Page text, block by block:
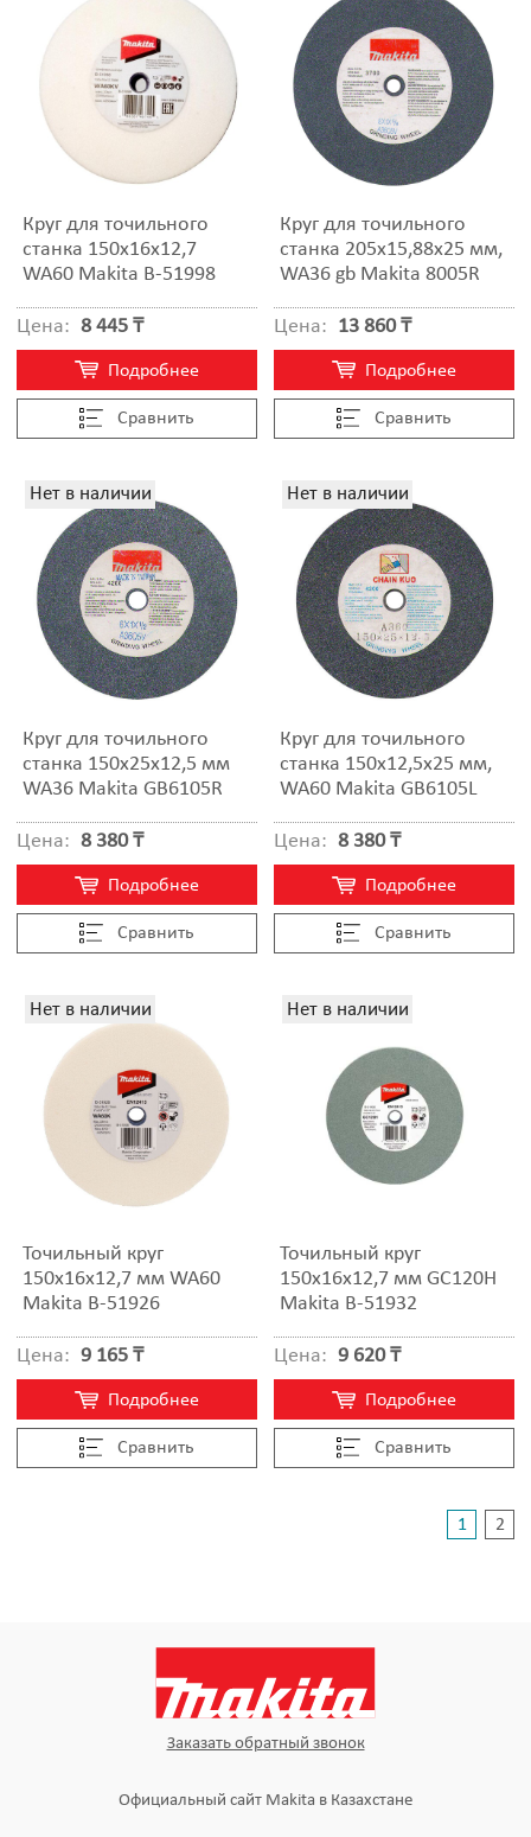
Круг для точильного
станка 150х16х12,7
WA60 Makita B-51998
Цена: 8 445 ₸
Cравнить
Подробнее
Круг для точильного
станка 205x15,88x25 мм,
WA36 gb Makita 8005R
Цена: 13 860 ₸
Cравнить
Подробнее
Нет в наличии
Круг для точильного
станка 150x25x12,5 мм
WA36 Makita GB6105R
Цена: 8 380 ₸
Cравнить
Подробнее
Нет в наличии
Круг для точильного
станка 150x12,5x25 мм,
WA60 Makita GB6105L
Цена: 8 380 ₸
Cравнить
Подробнее
Нет в наличии
Точильный круг
150х16х12,7 мм WA60
Makita B-51926
Цена: 9 165 ₸
Cравнить
Подробнее
Нет в наличии
Точильный круг
150х16х12,7 мм GC120H
Makita B-51932
Цена: 9 620 ₸
Cравнить
Подробнее
1 2
Заказать обратный звонок
Официальный сайт Makita в Казахстане